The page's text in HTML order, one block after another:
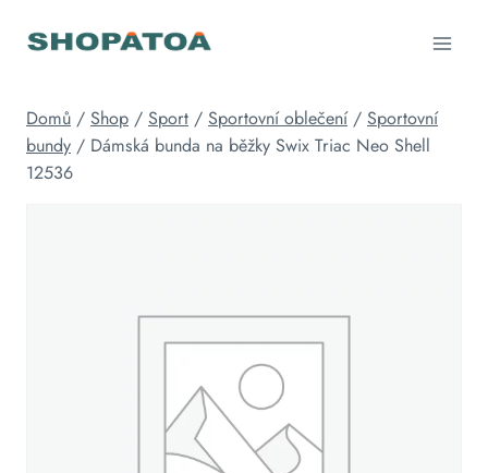
Domů / Shop / Sport / Sportovní oblečení / Sportovní
bundy / Dámská bunda na běžky Swix Triac Neo Shell
12536